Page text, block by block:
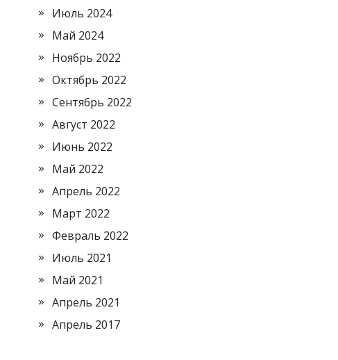
Июль 2024
Май 2024
Ноябрь 2022
Октябрь 2022
Сентябрь 2022
Август 2022
Июнь 2022
Май 2022
Апрель 2022
Март 2022
Февраль 2022
Июль 2021
Май 2021
Апрель 2021
Апрель 2017